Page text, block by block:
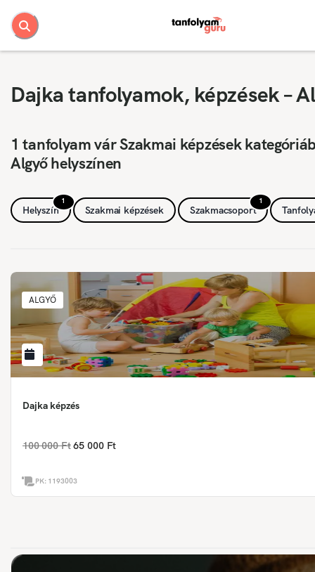
Dajka tanfolyamok, képzések –
1 tanfolyam vár Szakmai képzések
Algyő helyszínen
1
Helyszín Szakmai képzések
1
Szakmacsoport
ALGYŐ
Dajka képzés
100 000 Ft 65 000 Ft
PK: 1193003